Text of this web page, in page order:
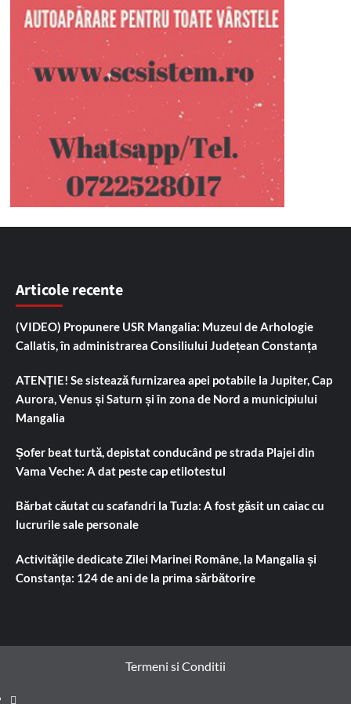
Articole recente
(VIDEO) Propunere USR Mangalia: Muzeul de Arhologie
Callatis, în administrarea Consiliului Județean Constanța
ATENȚIE! Se sistează furnizarea apei potabile la Jupiter, Cap
Aurora, Venus și Saturn și în zona de Nord a municipiului
Mangalia
Șofer beat turtă, depistat conducând pe strada Plajei din
Vama Veche: A dat peste cap etilotestul
Bărbat căutat cu scafandri la Tuzla: A fost găsit un caiac cu
lucrurile sale personale
Activitățile dedicate Zilei Marinei Române, la Mangalia și
Constanța: 124 de ani de la prima sărbătorire
Termeni si Conditii
Prima